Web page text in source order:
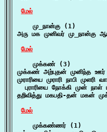
மேல்
    மு_நான்கு (1)
அரு மக முனிவர் மு_நான்கு
மேல்
    முக்கண் (3)
முக்கண் அற்புதன் முனிந்த
முராரியை முராரி நாபி
புராரியை நோக்கி முன் நாள்
தறிவித்து மகபதி-தன் மகன்
மேல்
    முக்கண்ணர் (1)